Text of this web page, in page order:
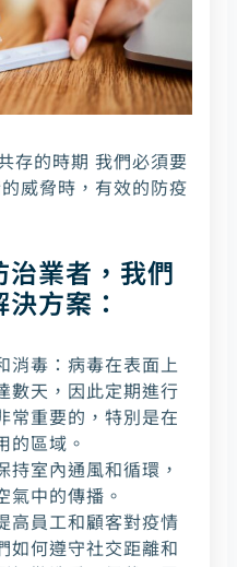
存的時期 我們必須要
威脅時，有效的防疫
業者，我們
方案：
消毒：病毒在表面上
數天，因此定期進行
常重要的，特別是在
的區域。
持室內通風和循環，
氣中的傳播。
高員工和顧客對疫情
如何遵守社交距離和